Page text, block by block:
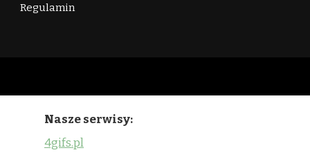
Regulamin
Nasze serwisy:
4gifs.pl